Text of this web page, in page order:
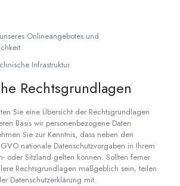
Onlineangebotes und
Infrastruktur.
Rechtsgrundlagen
Sie eine Übersicht der Rechtsgrundlagen
Basis wir personenbezogene Daten
Sie zur Kenntnis, dass neben den
nationale Datenschutzvorgaben in Ihrem
oder Sitzland gelten können. Sollten ferner
Rechtsgrundlagen maßgeblich sein, teilen
Datenschutzerklärung mit.